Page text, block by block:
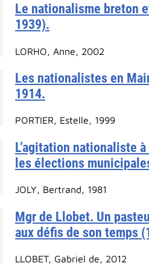
Le nationalisme breton
1939).
LORHO, Anne, 2002
Les nationalistes en
1914.
PORTIER, Estelle, 1999
L’agitation nationaliste
les élections
JOLY, Bertrand, 1981
Mgr de Llobet. Un
aux défis de son temps
LLOBET, Gabriel de, 2012